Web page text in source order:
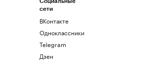
сети
ВКонтакте
Одноклассники
Telegram
Дзен